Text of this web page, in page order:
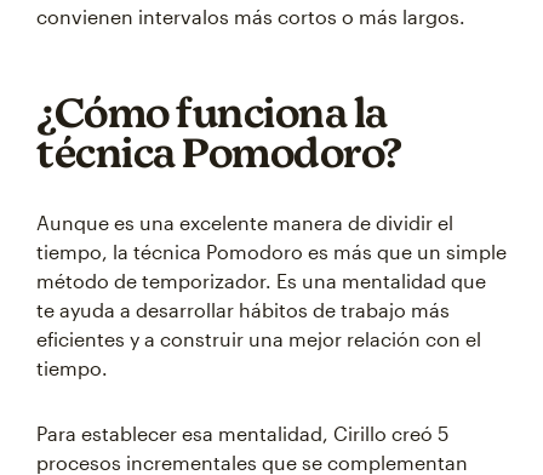
convienen intervalos más cortos o más largos.
¿Cómo funciona la
técnica Pomodoro?
Aunque es una excelente manera de dividir el
tiempo, la técnica Pomodoro es más que un simple
método de temporizador. Es una mentalidad que
te ayuda a desarrollar hábitos de trabajo más
eficientes y a construir una mejor relación con el
tiempo.
Para establecer esa mentalidad, Cirillo creó 5
procesos incrementales que se complementan